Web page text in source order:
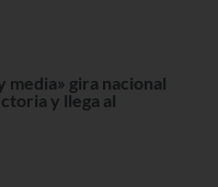
media» gira nacional
y llega al